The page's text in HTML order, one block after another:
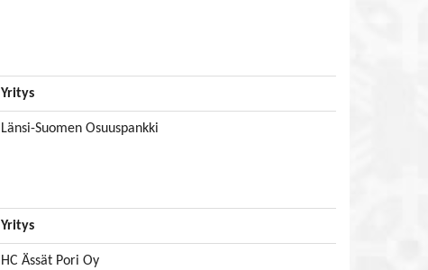
Yritys
Länsi-Suomen Osuuspankki
Yritys
HC Ässät Pori Oy